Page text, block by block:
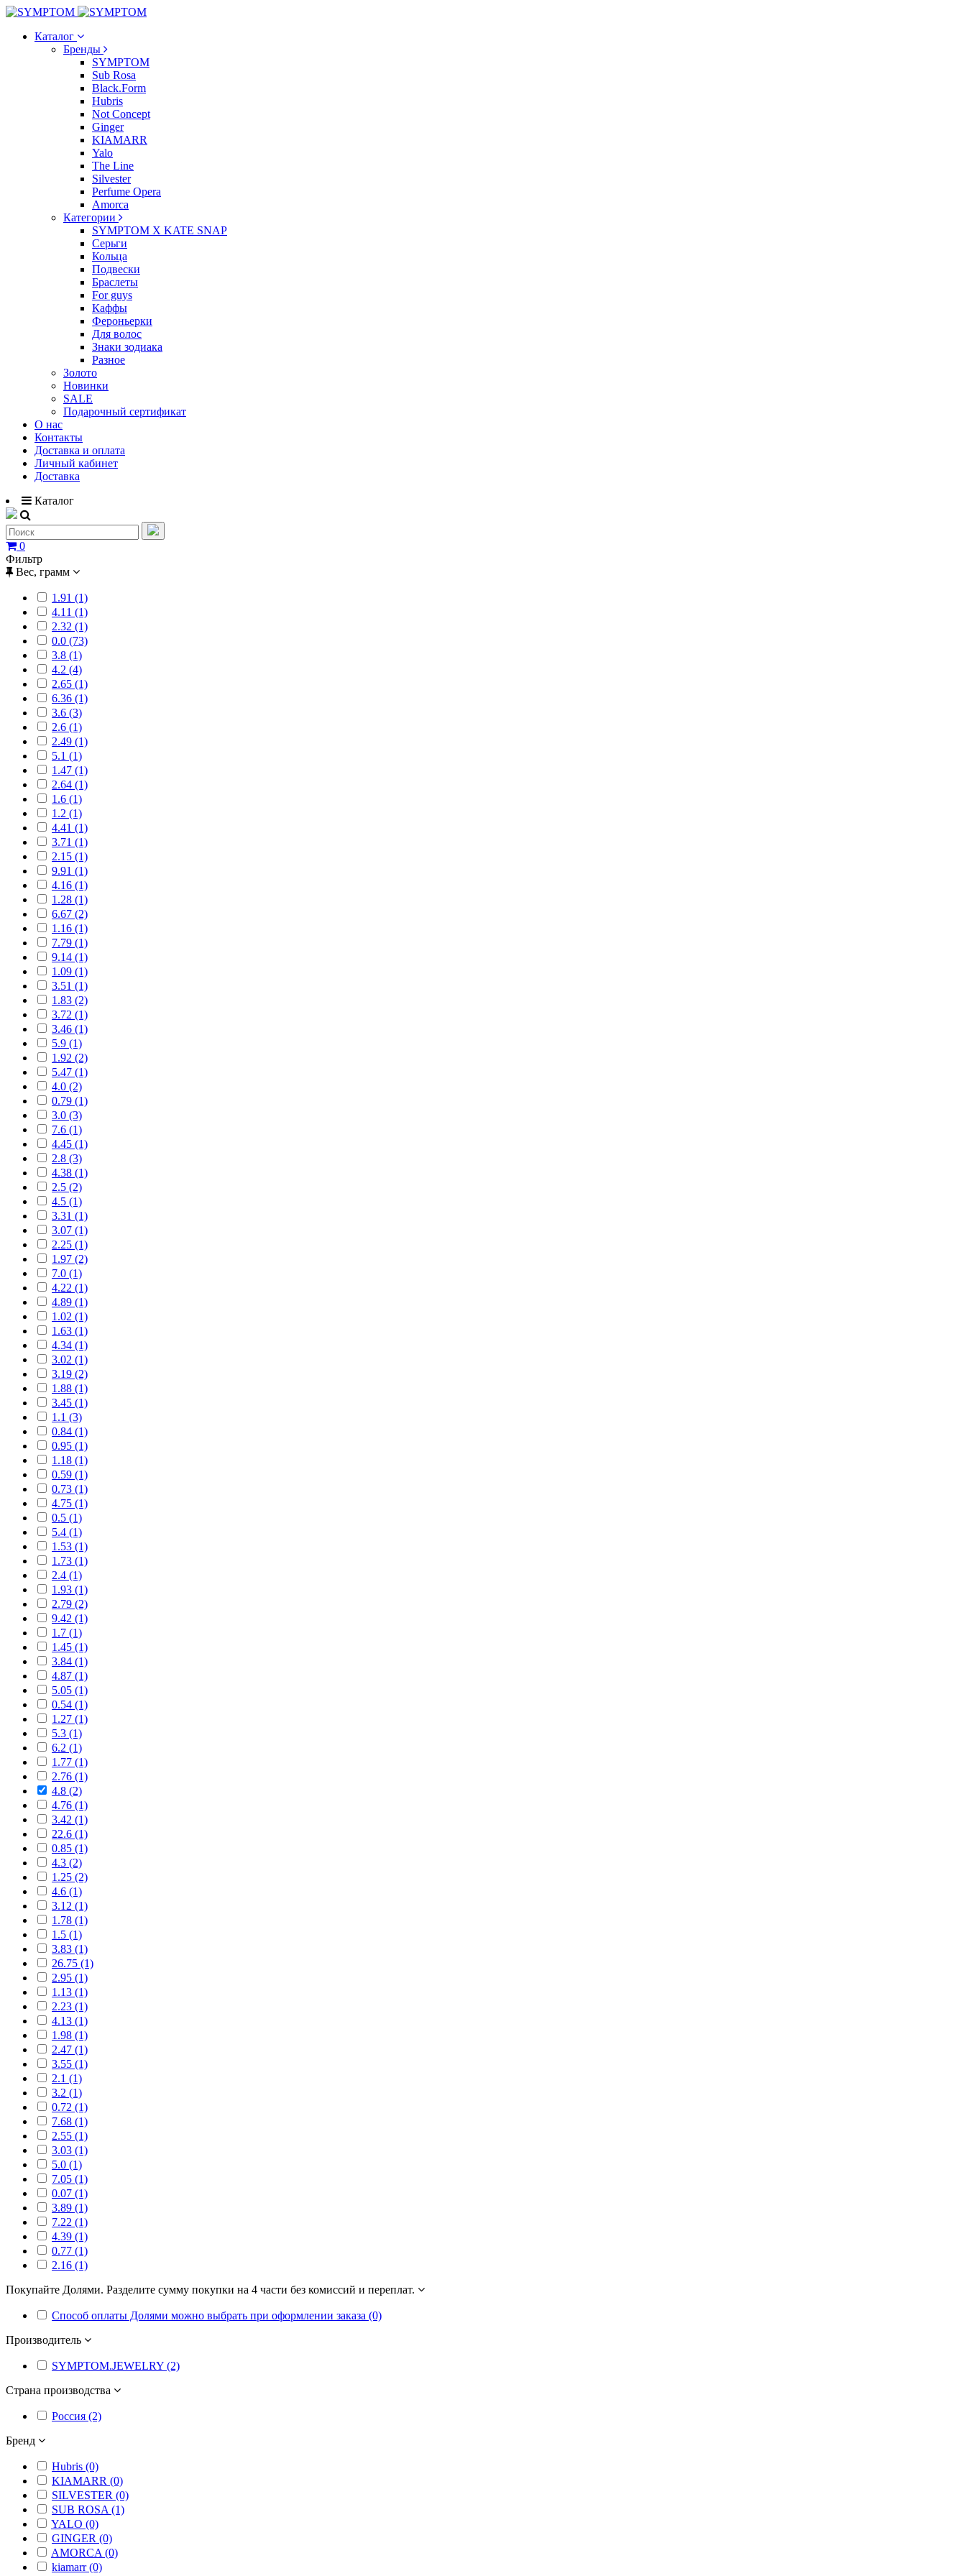
Каталог
Бренды
SYMPTOM
Sub Rosa
Black.Form
Hubris
Not Concept
Ginger
KIAMARR
Yalo
The Line
Silvester
Perfume Opera
Amorca
Категории
SYMPTOM X KATE SNAP
Серьги
Кольца
Подвески
Браслеты
For guys
Каффы
Фероньерки
Для волос
Знаки зодиака
Разное
Золото
Новинки
SALE
Подарочный сертификат
О нас
Контакты
Доставка и оплата
Личный кабинет
Доставка
Каталог
0
Фильтр
Вес, грамм
1.91 (1)
4.11 (1)
2.32 (1)
0.0 (73)
3.8 (1)
4.2 (4)
2.65 (1)
6.36 (1)
3.6 (3)
2.6 (1)
2.49 (1)
5.1 (1)
1.47 (1)
2.64 (1)
1.6 (1)
1.2 (1)
4.41 (1)
3.71 (1)
2.15 (1)
9.91 (1)
4.16 (1)
1.28 (1)
6.67 (2)
1.16 (1)
7.79 (1)
9.14 (1)
1.09 (1)
3.51 (1)
1.83 (2)
3.72 (1)
3.46 (1)
5.9 (1)
1.92 (2)
5.47 (1)
4.0 (2)
0.79 (1)
3.0 (3)
7.6 (1)
4.45 (1)
2.8 (3)
4.38 (1)
2.5 (2)
4.5 (1)
3.31 (1)
3.07 (1)
2.25 (1)
1.97 (2)
7.0 (1)
4.22 (1)
4.89 (1)
1.02 (1)
1.63 (1)
4.34 (1)
3.02 (1)
3.19 (2)
1.88 (1)
3.45 (1)
1.1 (3)
0.84 (1)
0.95 (1)
1.18 (1)
0.59 (1)
0.73 (1)
4.75 (1)
0.5 (1)
5.4 (1)
1.53 (1)
1.73 (1)
2.4 (1)
1.93 (1)
2.79 (2)
9.42 (1)
1.7 (1)
1.45 (1)
3.84 (1)
4.87 (1)
5.05 (1)
0.54 (1)
1.27 (1)
5.3 (1)
6.2 (1)
1.77 (1)
2.76 (1)
4.8 (2)
4.76 (1)
3.42 (1)
22.6 (1)
0.85 (1)
4.3 (2)
1.25 (2)
4.6 (1)
3.12 (1)
1.78 (1)
1.5 (1)
3.83 (1)
26.75 (1)
2.95 (1)
1.13 (1)
2.23 (1)
4.13 (1)
1.98 (1)
2.47 (1)
3.55 (1)
2.1 (1)
3.2 (1)
0.72 (1)
7.68 (1)
2.55 (1)
3.03 (1)
5.0 (1)
7.05 (1)
0.07 (1)
3.89 (1)
7.22 (1)
4.39 (1)
0.77 (1)
2.16 (1)
Покупайте Долями. Разделите сумму покупки на 4 части без комиссий и переплат.
Способ оплаты Долями можно выбрать при оформлении заказа (0)
Производитель
SYMPTOM.JEWELRY (2)
Страна производства
Россия (2)
Бренд
Hubris (0)
KIAMARR (0)
SILVESTER (0)
SUB ROSA (1)
YALO (0)
GINGER (0)
AMORCA (0)
kiamarr (0)